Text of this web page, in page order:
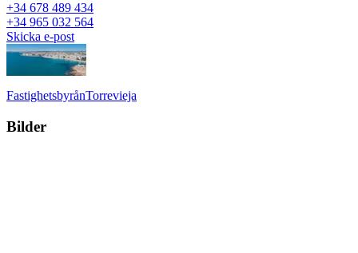
+34 678 489 434
+34 965 032 564
Skicka e-post
FastighetsbyrånTorrevieja
Bilder